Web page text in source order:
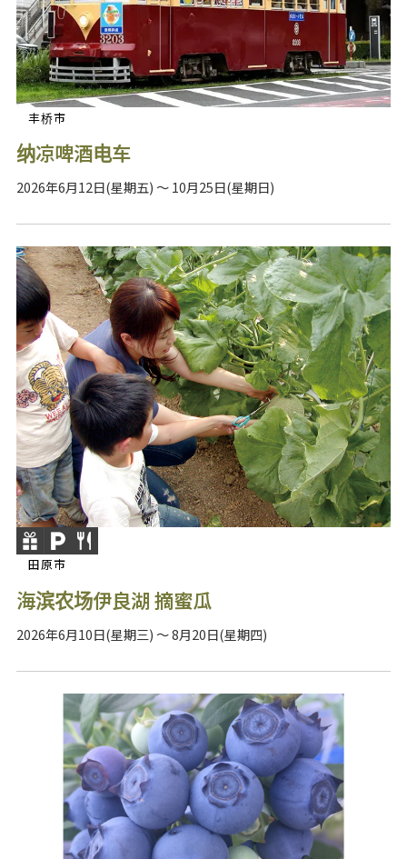
丰桥市
纳凉啤酒电车
2026年6月12日(星期五) ～ 10月25日(星期日)
田原市
海滨农场伊良湖 摘蜜瓜
2026年6月10日(星期三) ～ 8月20日(星期四)